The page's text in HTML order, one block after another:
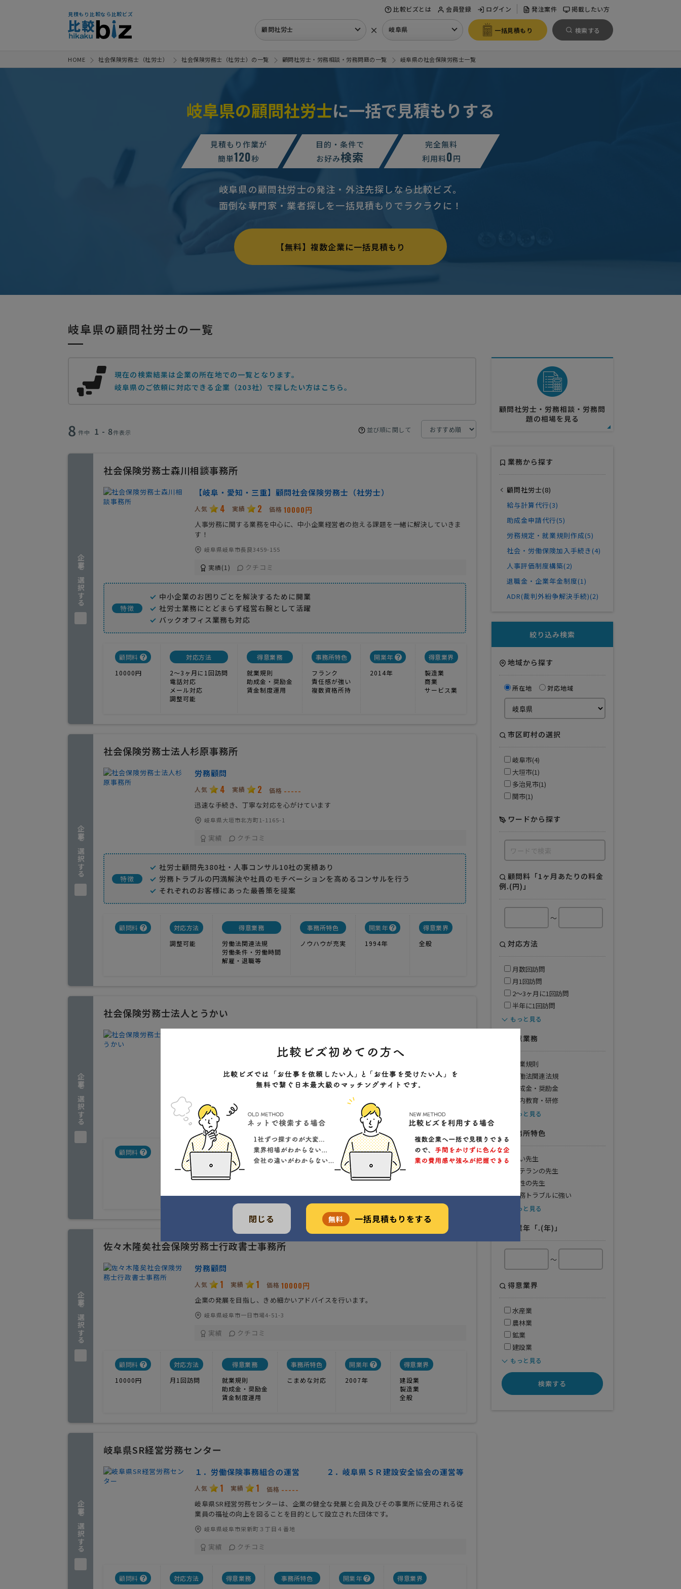
見積もり比較なら比較ビズ
比較ビズとは 会員登録 ログイン 発注案件 掲載したい方
顧問社労士 × 岐阜県 一括見積もり 検索する
HOME 社会保険労務士（社労士） 社会保険労務士（社労士）の一覧 顧問社労士・労務相談・労務問題の一覧 岐阜県の社会保険労務士一覧
岐阜県の顧問社労士に一括で見積もりする
見積もり作業が
簡単120秒
目的・条件で
お好み検索
完全無料
利用料0円
岐阜県の顧問社労士の発注・外注先探しなら比較ビズ。
面倒な専門家・業者探しを一括見積もりでラクラクに！
【無料】複数企業に一括見積もり
岐阜県の顧問社労士の一覧
現在の検索結果は企業の所在地での一覧となります。
岐阜県のご依頼に対応できる企業（203社）で探したい方はこちら。
8 件中 1 - 8件表示 並び順に関して
企業を選択する
社会保険労務士森川相談事務所
【岐阜・愛知・三重】顧問社会保険労務士（社労士）
人気 4 実績 2 価格 10000円
人事労務に関する業務を中心に、中小企業経営者の抱える課題を一緒に解決していきま
す！
岐阜県岐阜市長良3459-155
実績(1) クチコミ
特徴
中小企業のお困りごとを解決するために開業
社労士業務にとどまらず経営右腕として活躍
バックオフィス業務も対応
顧問料
10000円
対応方法
2〜3ヶ月に1回訪問
電話対応
メール対応
調整可能
得意業務
就業規則
助成金・奨励金
賃金制度運用
事務所特色
フランク
責任感が強い
複数資格所持
開業年
2014年
得意業界
製造業
商業
サービス業
企業を選択する
社会保険労務士法人杉原事務所
労務顧問
人気 4 実績 2 価格 -----
迅速な手続き、丁寧な対応を心がけています
岐阜県大垣市北方町1-1165-1
実績 クチコミ
特徴
社労士顧問先380社・人事コンサル10社の実績あり
労務トラブルの円満解決や社員のモチベーションを高めるコンサルを行う
それぞれのお客様にあった最善策を提案
顧問料
対応方法
調整可能
得意業務
労働法関連法規
労働条件・労働時間
解雇・退職等
事務所特色
ノウハウが充実
開業年
1994年
得意業界
全般
企業を選択する
社会保険労務士法人とうかい
労務相談、トラブル対応だけでなく人事採用、教育、助成金活用など幅広くサポートし
岐阜県多治見市太平町6-19 SMCビル2F
実績 クチコミ
顧問料
対応方法
月1回訪問
電話対応
調整可能
得意業務
労働法関連法規
助成金・奨励金
事務所特色
開業年
2011年
得意業界
企業を選択する
佐々木隆矣社会保険労務士行政書士事務所
労務顧問
人気 1 実績 1 価格 10000円
企業の発展を目指し、きめ細かいアドバイスを行います。
岐阜県岐阜市一日市場4-51-3
実績 クチコミ
顧問料
10000円
対応方法
月1回訪問
得意業務
就業規則
助成金・奨励金
賃金制度運用
事務所特色
こまめな対応
開業年
2007年
得意業界
建設業
製造業
全般
企業を選択する
岐阜県SR経営労務センター
１．労働保険事務組合の運営 ２．岐阜県ＳＲ建設安全協会の運営等
人気 1 実績 1 価格 -----
岐阜県SR経営労務センターは、企業の健全な発展と会員及びその事業所に使用される従
業員の福祉の向上を図ることを目的として設立された団体です。
岐阜県岐阜市栄新町３丁目４番地
実績 クチコミ
顧問料 対応方法 得意業務 事務所特色 開業年 得意業界
顧問社労士・労務相談・労務問
題の相場を見る
業務から探す
顧問社労士(8)
給与計算代行(3)
助成金申請代行(5)
労務規定・就業規則作成(5)
社会・労働保険加入手続き(4)
人事評価制度構築(2)
退職金・企業年金制度(1)
ADR(裁判外紛争解決手続)(2)
絞り込み検索
地域から探す
所在地 対応地域
市区町村の選択
岐阜市(4)
大垣市(1)
多治見市(1)
関市(1)
ワードから探す
顧問料「1ヶ月あたりの料金
例.(円)」
～
対応方法
月数回訪問
月1回訪問
2〜3ヶ月に1回訪問
半年に1回訪問
もっと見る
得意業務
就業規則
労働法関連法規
助成金・奨励金
社内教育・研修
もっと見る
事務所特色
若い先生
ベテランの先生
女性の先生
労務トラブルに強い
もっと見る
開業年「.(年)」
～
得意業界
水産業
農林業
鉱業
建設業
もっと見る
検索する
閉じる 無料 一括見積もりをする